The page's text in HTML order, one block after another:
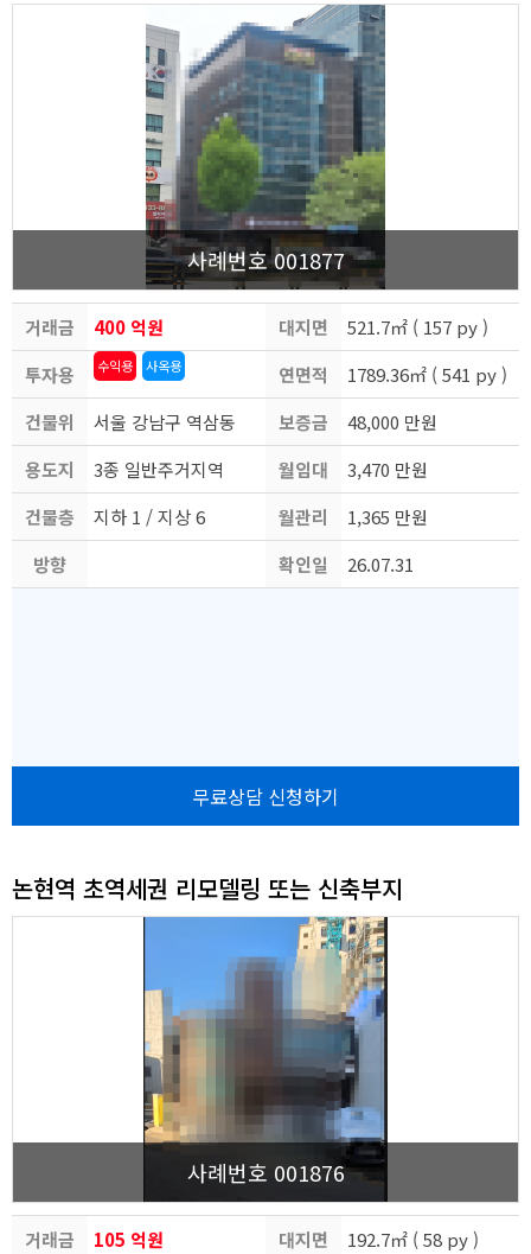
사례번호 001877
거래금
액
400 억원
투자용
도
수익용 사옥용
건물위
치
서울 강남구 역삼동
용도지
역
3종 일반주거지역
건물층
수
지하 1 / 지상 6
방향
대지면
적
521.7㎡ ( 157 py )
연면적
1789.36㎡ ( 541 py )
보증금
48,000 만원
월임대
료
3,470 만원
월관리
비
1,365 만원
확인일
26.07.31
무료상담 신청하기
논현역 초역세권 리모델링 또는 신축부지
사례번호 001876
거래금
105 억원
대지면
192.7㎡ ( 58 py )